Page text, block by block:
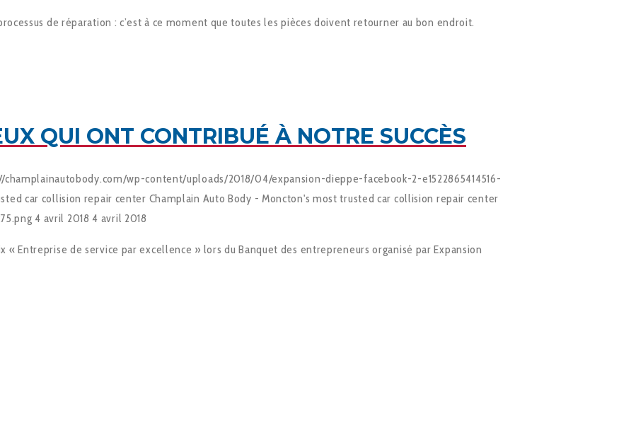
de réparation : c’est à ce moment que toutes les pièces doivent retourner au bon endroit.
QUI ONT CONTRIBUÉ À NOTRE SUCCÈS
champlainautobody.com/wp-content/uploads/2018/04/expansion-dieppe-facebook-2-e1522865414516-
car collision repair center Champlain Auto Body - Moncton's most trusted car collision repair center
4 avril 2018 4 avril 2018
Entreprise de service par excellence » lors du Banquet des entrepreneurs organisé par Expansion